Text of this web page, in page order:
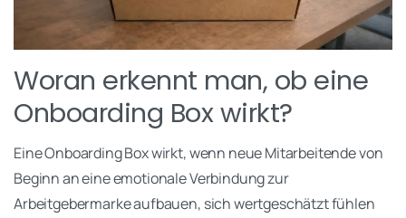
Woran erkennt man, ob eine
Onboarding Box wirkt?
Eine Onboarding Box wirkt, wenn neue Mitarbeitende von
Beginn an eine emotionale Verbindung zur
Arbeitgebermarke aufbauen, sich wertgeschätzt fühlen